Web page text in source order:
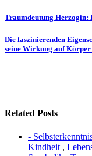
Traumdeutung Herzogin:
Die faszinierenden
seine Wirkung auf Körper
Related Posts
-
Kindheit ,